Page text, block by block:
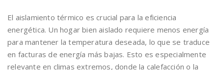
El aislamiento térmico es crucial para la eficiencia
energética. Un hogar bien aislado requiere menos energía
para mantener la temperatura deseada, lo que se traduce
en facturas de energía más bajas. Esto es especialmente
relevante en climas extremos, donde la calefacción o la